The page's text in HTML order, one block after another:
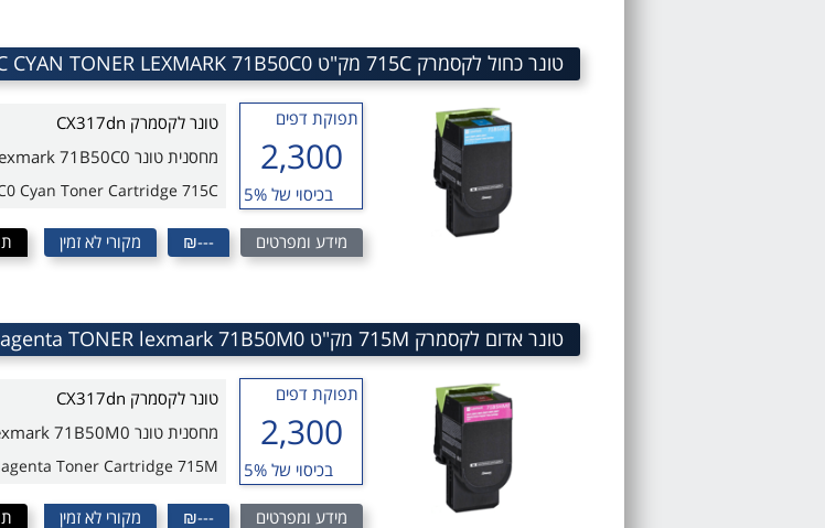
טונר כחול לקסמרק 715C מק"ט 715C CYAN TONER LEXMARK 71B50C0
תפוקת דפים
2,300
בכיסוי של 5%
טונר לקסמרק CX317dn
מחסנית טונר Lexmark 71B50C0 בצבע כחול
Cyan Toner Cartridge 715C
מידע ומפרטים ---₪ מקורי לא זמין
טונר אדום לקסמרק 715M מק"ט 715M Magenta TONER lexmark 71B50M0
תפוקת דפים
2,300
בכיסוי של 5%
טונר לקסמרק CX317dn
מחסנית טונר Lexmark 71B50M0 בצבע אדום
Toner Cartridge 715M
מידע ומפרטים ---₪ מקורי לא זמין